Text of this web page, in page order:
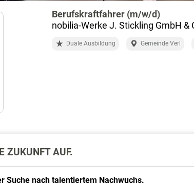
Berufskraftfahrer (m/w/d)
nobilia-Werke J. Stickling GmbH &
Duale Ausbildung Gemeinde Verl
ZUKUNFT AUF.
Suche nach talentiertem Nachwuchs.